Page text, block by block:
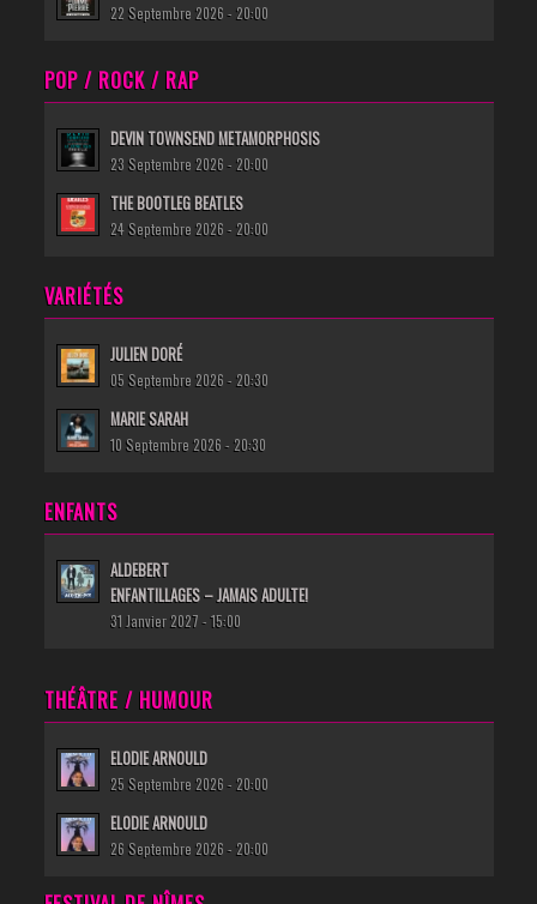
22 Septembre 2026 - 20:00
POP / ROCK / RAP
DEVIN TOWNSEND METAMORPHOSIS
23 Septembre 2026 - 20:00
THE BOOTLEG BEATLES
24 Septembre 2026 - 20:00
VARIÉTÉS
JULIEN DORÉ
05 Septembre 2026 - 20:30
MARIE SARAH
10 Septembre 2026 - 20:30
ENFANTS
ALDEBERT
ENFANTILLAGES – JAMAIS ADULTE!
31 Janvier 2027 - 15:00
THÉÂTRE / HUMOUR
ELODIE ARNOULD
25 Septembre 2026 - 20:00
ELODIE ARNOULD
26 Septembre 2026 - 20:00